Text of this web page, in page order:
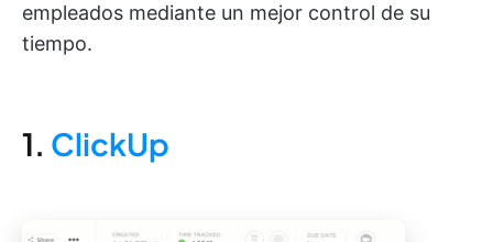
empleados mediante un mejor control de su
tiempo.
1. ClickUp